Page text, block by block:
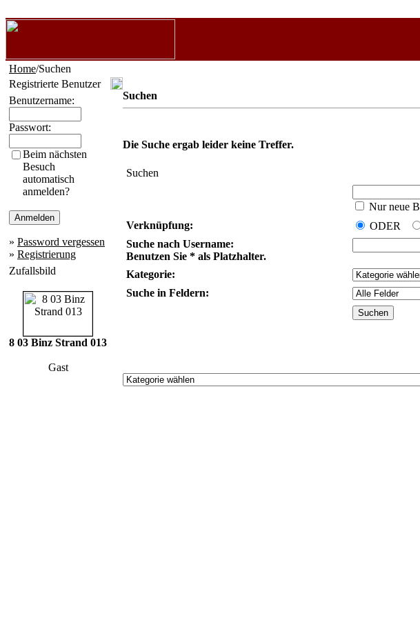
Home/Suchen
Registrierte Benutzer
Benutzername:
Passwort:
Beim nächsten
Besuch
automatisch
anmelden?
» Password vergessen
» Registrierung
Zufallsbild
8 03 Binz Strand 013
Gast
Suchen
Die Suche ergab leider keine Treffer.
Suchen
Nur neue
Verknüpfung:
ODER
Suche nach Username:
Benutzen Sie * als Platzhalter.
Kategorie:
Suche in Feldern: